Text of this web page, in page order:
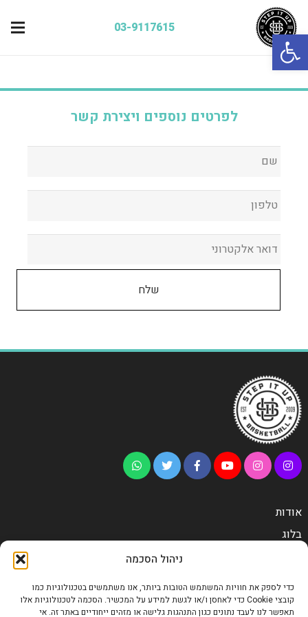
פתח סרגל נגישות
ניהול הסכמה
כדי לספק את חוויות המשתמש הטובות ביותר, אנו משתמשים בטכנולוגיות כמו
קובצי Cookie כדי לאחסן ו/או לגשת למידע על המכשיר. הסכמה לטכנולוגיות אלו
תאפשר לנו לעבד נתונים כגון התנהגות גלישה או מזהים ייחודיים באתר זה. אי
03-9117615
לפרטים נוספים ויצירת קשר
שם *
טלפון *
דואר אלקטרוני
אודות
בלוג
צור קשר